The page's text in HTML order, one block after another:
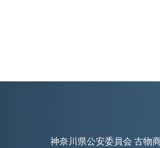
神奈川県公安委員会 古物